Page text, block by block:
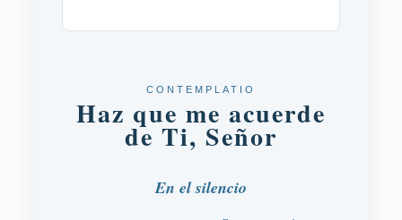
CONTEMPLATIO
Haz que me acuerde
de Ti, Señor
En el silencio